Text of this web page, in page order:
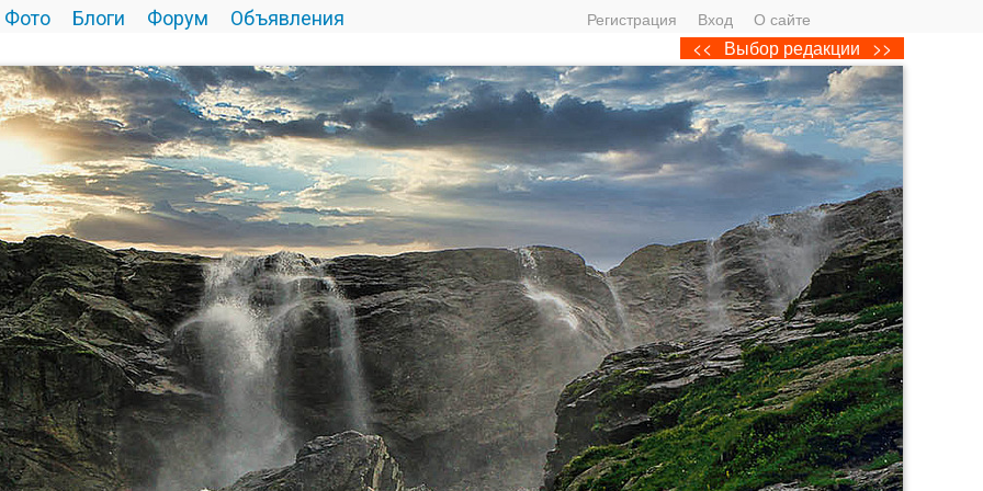
Фото Блоги Форум Объявления Регистрация Вход О сайте
<< Выбор редакции >>